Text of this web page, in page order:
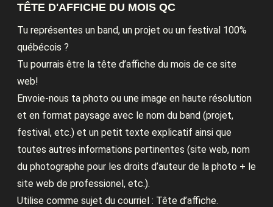
TÊTE D'AFFICHE DU MOIS QC
Tu représentes un band, un projet ou un festival 100%
québécois ?
Tu pourrais être la tête d’affiche du mois de ce site
web!
Envoie-nous ta photo ou une image en haute résolution
et en format paysage avec le nom du band (projet,
festival, etc.) et un petit texte explicatif ainsi que
toutes autres informations pertinentes (site web, nom
du photographe pour les droits d’auteur de la photo + le
site web de professionel, etc.).
Utilise comme sujet du courriel : Tête d’affiche.